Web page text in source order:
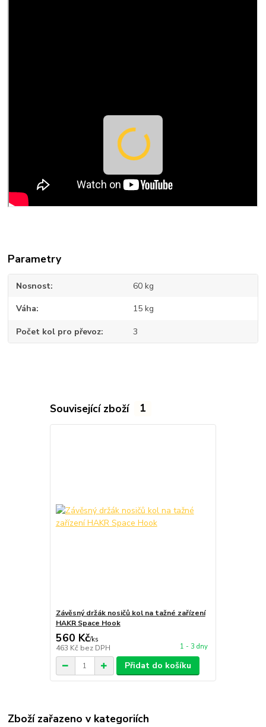
Parametry
Nosnost 60 kg
Váha 15 kg
Počet kol pro převoz 3
Související zboží 1
Závěsný držák nosičů kol na tažné zařízení
HAKR Space Hook
560 Kč/ks
463 Kč bez DPH 1 - 3 dny
Přidat do košíku
Zboží zařazeno v kategoriích